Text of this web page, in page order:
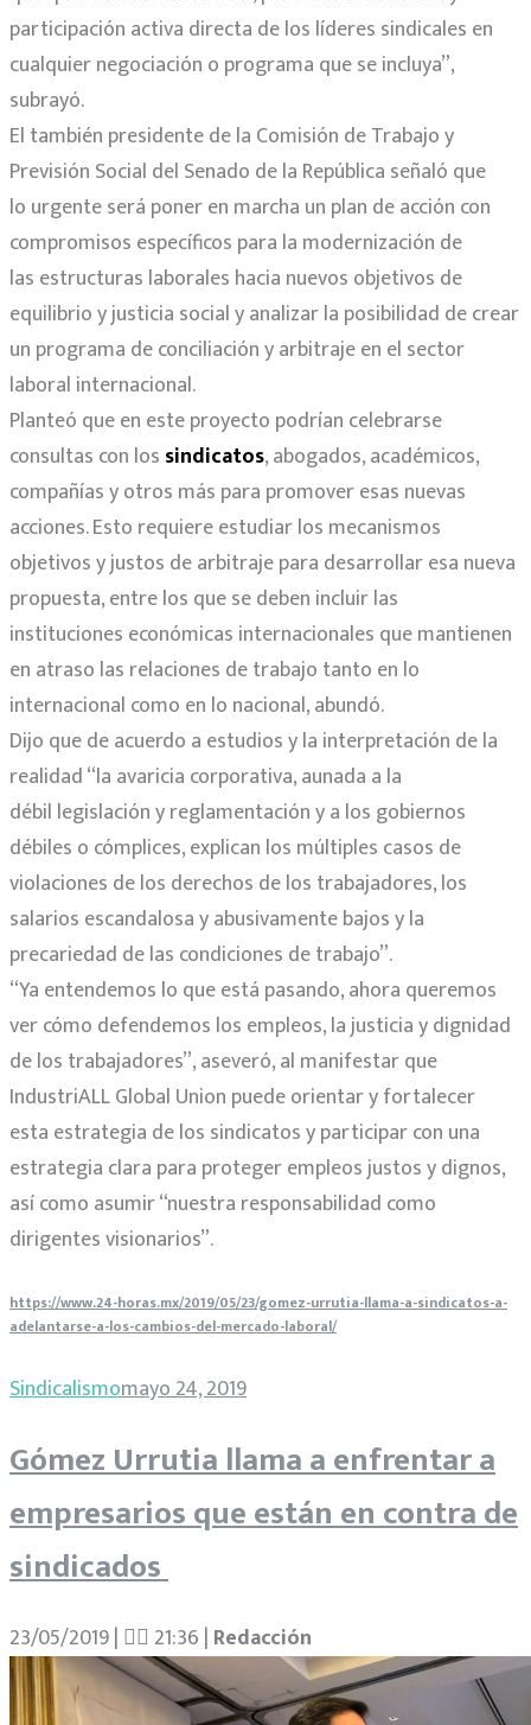
participación activa directa de los líderes sindicales en
cualquier negociación o programa que se incluya”,
subrayó.
El también presidente de la Comisión de Trabajo y
Previsión Social del Senado de la República señaló que
lo urgente será poner en marcha un plan de acción con
compromisos específicos para la modernización de
las estructuras laborales hacia nuevos objetivos de
equilibrio y justicia social y analizar la posibilidad de crear
un programa de conciliación y arbitraje en el sector
laboral internacional.
Planteó que en este proyecto podrían celebrarse
consultas con los sindicatos, abogados, académicos,
compañías y otros más para promover esas nuevas
acciones. Esto requiere estudiar los mecanismos
objetivos y justos de arbitraje para desarrollar esa nueva
propuesta, entre los que se deben incluir las
instituciones económicas internacionales que mantienen
en atraso las relaciones de trabajo tanto en lo
internacional como en lo nacional, abundó.
Dijo que de acuerdo a estudios y la interpretación de la
realidad “la avaricia corporativa, aunada a la
débil legislación y reglamentación y a los gobiernos
débiles o cómplices, explican los múltiples casos de
violaciones de los derechos de los trabajadores, los
salarios escandalosa y abusivamente bajos y la
precariedad de las condiciones de trabajo”.
“Ya entendemos lo que está pasando, ahora queremos
ver cómo defendemos los empleos, la justicia y dignidad
de los trabajadores”, aseveró, al manifestar que
IndustriALL Global Union puede orientar y fortalecer
esta estrategia de los sindicatos y participar con una
estrategia clara para proteger empleos justos y dignos,
así como asumir “nuestra responsabilidad como
dirigentes visionarios”.
https://www.24-horas.mx/2019/05/23/gomez-urrutia-llama-a-sindicatos-a-
adelantarse-a-los-cambios-del-mercado-laboral/
Sindicalismomayo 24, 2019
Gómez Urrutia llama a enfrentar a
empresarios que están en contra de
sindicados
23/05/2019 | 􏰇􏰇 21:36 | Redacción